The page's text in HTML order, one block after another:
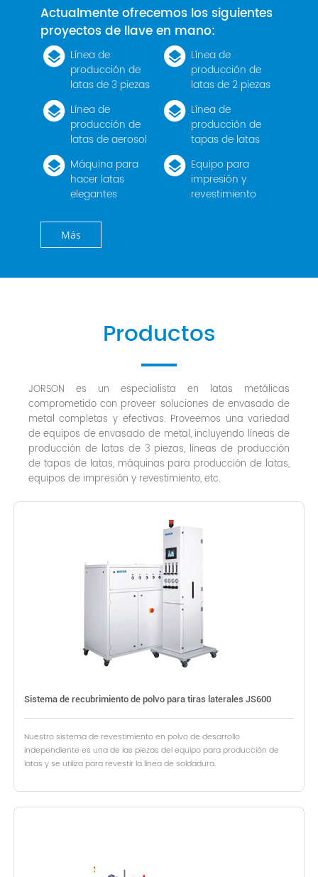
Actualmente ofrecemos los siguientes
proyectos de llave en mano:
Línea de
producción de
latas de 3 piezas
Línea de
producción de
latas de 2 piezas
Línea de
producción de
latas de aerosol
Línea de
producción de
tapas de latas
Máquina para
hacer latas
elegantes
Equipo para
impresión y
revestimiento
Más
Productos
JORSON es un especialista en latas metálicas
comprometido con proveer soluciones de envasado de
metal completas y efectivas. Proveemos una variedad
de equipos de envasado de metal, incluyendo líneas de
producción de latas de 3 piezas, líneas de producción
de tapas de latas, máquinas para producción de latas,
equipos de impresión y revestimiento, etc.
Sistema de recubrimiento de polvo para tiras laterales JS600
Nuestro sistema de revestimiento en polvo de desarrollo
independiente es una de las piezas del equipo para producción de
latas y se utiliza para revestir la línea de soldadura.